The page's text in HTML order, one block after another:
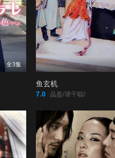
全3集
鱼玄机
7.0 晶盈/谭干聪/